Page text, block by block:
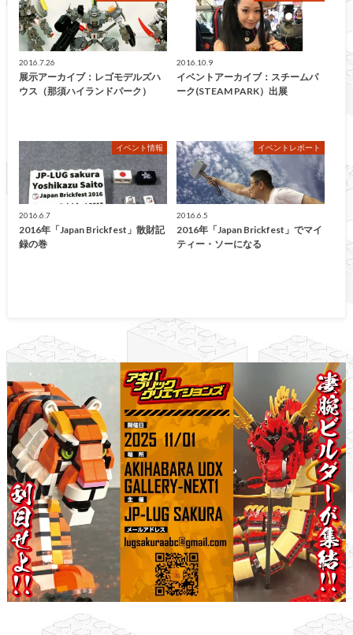
2016.7.26
展示アーカイブ：レゴモデルズハ
ウス（那須ハイランドパーク）
2016.10.9
イベントアーカイブ：スチームパ
ーク(STEAM PARK）出展
イベント情報
2016.6.7
2016年「Japan Brickfest」散財記
録の巻
イベントレポート
2016.6.5
2016年「Japan Brickfest」でマイ
ティー・ソーになる